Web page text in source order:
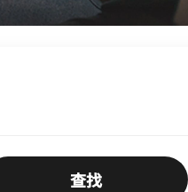
查找